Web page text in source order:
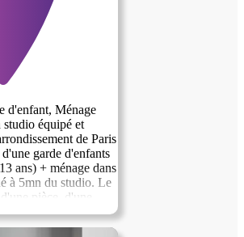
d'enfant, Ménage
équipé et
de Paris
garde d'enfants
ans) + ménage dans
à 5mn du studio. Le
pièce, d'une
et d'une salle
au rez-de-